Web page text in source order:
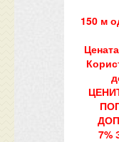
150 м
7%